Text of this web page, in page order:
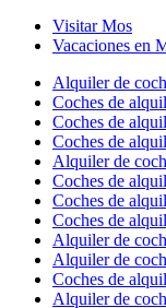
Visitar Mos
Vacaciones en
Alquiler de
Coches de
Coches de
Coches de
Alquiler de
Coches de
Coches de
Coches de
Alquiler de
Alquiler de
Coches de
Alquiler de